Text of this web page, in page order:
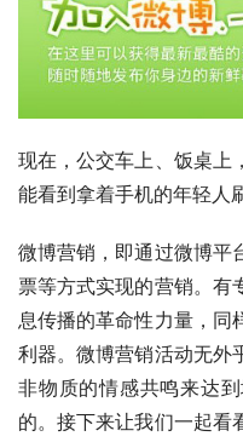
现在，公交车上、饭桌上
能看到拿着手机的年轻人
微博营销，即通过微博平
票等方式实现的营销。有
息传播的革命性力量，同
利器。微博营销活动无外
非物质的情感共鸣来达
的。接下来让我们一起看